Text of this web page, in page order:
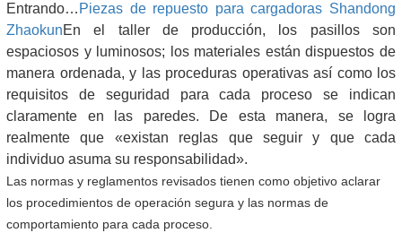
Entrando… Piezas de repuesto para cargadoras Shandong
ZhaokunEn el taller de producción, los pasillos son
espaciosos y luminosos; los materiales están dispuestos de
manera ordenada, y las proceduras operativas así como los
requisitos de seguridad para cada proceso se indican
claramente en las paredes. De esta manera, se logra
realmente que «existan reglas que seguir y que cada
individuo asuma su responsabilidad».
Las normas y reglamentos revisados tienen como objetivo aclarar
los procedimientos de operación segura y las normas de
comportamiento para cada proceso.